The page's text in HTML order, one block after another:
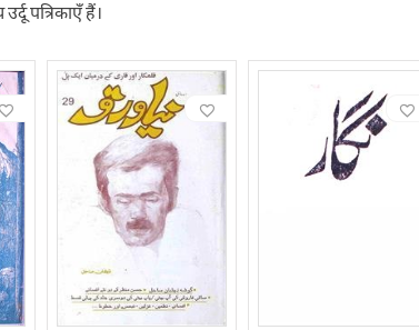
पत्रिकाएँ हैं।